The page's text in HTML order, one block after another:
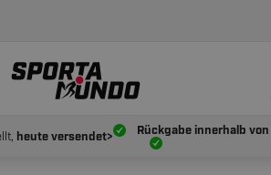
heute versendet> Rückgabe innerhalb von